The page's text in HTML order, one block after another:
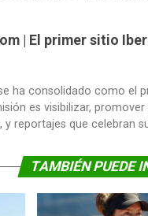
| El primer sitio
ha consolidado como el
es visibilizar,
reportajes que celebran
TAMBIÉN PUEDE